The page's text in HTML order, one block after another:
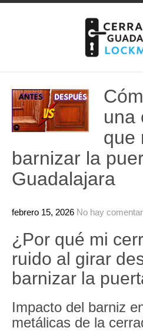
una
que
barnizar la
Guadalajara
febrero 15, 2026 No hay
¿Por qué mi
ruido al girar
barnizar la
Impacto del barniz
metálicas de la